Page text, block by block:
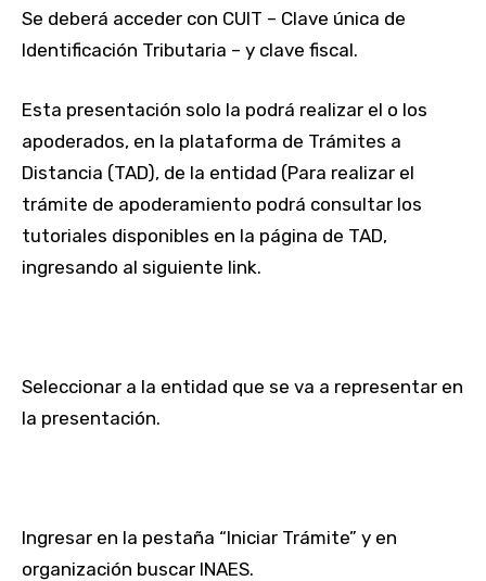
Se deberá acceder con CUIT – Clave única de
Identificación Tributaria – y clave fiscal.
Esta presentación solo la podrá realizar el o los
apoderados, en la plataforma de Trámites a
Distancia (TAD), de la entidad (Para realizar el
trámite de apoderamiento podrá consultar los
tutoriales disponibles en la página de TAD,
ingresando al siguiente link.
Seleccionar a la entidad que se va a representar en
la presentación.
Ingresar en la pestaña “Iniciar Trámite” y en
organización buscar INAES.